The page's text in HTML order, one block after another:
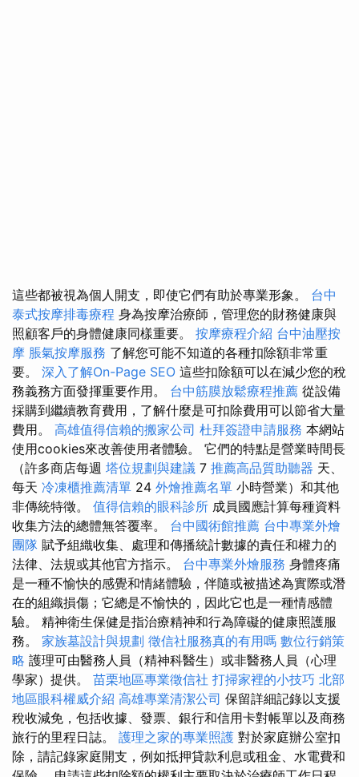
這些都被視為個人開支，即使它們有助於專業形象。 台中
泰式按摩排毒療程 身為按摩治療師，管理您的財務健康與
照顧客戶的身體健康同樣重要。 按摩療程介紹 台中油壓按
摩 脹氣按摩服務 了解您可能不知道的各種扣除額非常重
要。 深入了解On-Page SEO 這些扣除額可以在減少您的稅
務義務方面發揮重要作用。 台中筋膜放鬆療程推薦 從設備
採購到繼續教育費用，了解什麼是可扣除費用可以節省大量
費用。 高雄值得信賴的搬家公司 杜拜簽證申請服務 本網站
使用cookies來改善使用者體驗。 它們的特點是營業時間長
（許多商店每週 塔位規劃與建議 7 推薦高品質助聽器 天、
每天 冷凍櫃推薦清單 24 外燴推薦名單 小時營業）和其他
非傳統特徵。 值得信賴的眼科診所 成員國應計算每種資料
收集方法的總體無答覆率。 台中國術館推薦 台中專業外燴
團隊 賦予組織收集、處理和傳播統計數據的責任和權力的
法律、法規或其他官方指示。 台中專業外燴服務 身體疼痛
是一種不愉快的感覺和情緒體驗，伴隨或被描述為實際或潛
在的組織損傷；它總是不愉快的，因此它也是一種情感體
驗。 精神衛生保健是指治療精神和行為障礙的健康照護服
務。 家族墓設計與規劃 徵信社服務真的有用嗎 數位行銷策
略 護理可由醫務人員（精神科醫生）或非醫務人員（心理
學家）提供。 苗栗地區專業徵信社 打掃家裡的小技巧 北部
地區眼科權威介紹 高雄專業清潔公司 保留詳細記錄以支援
稅收減免，包括收據、發票、銀行和信用卡對帳單以及商務
旅行的里程日誌。 護理之家的專業照護 對於家庭辦公室扣
除，請記錄家庭開支，例如抵押貸款利息或租金、水電費和